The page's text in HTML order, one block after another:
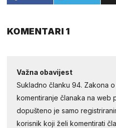
KOMENTARI 1
Važna obavijest
Sukladno članku 94. Zakona
komentiranje članaka na web
dopušteno je samo
korisnik koji želi komentirati